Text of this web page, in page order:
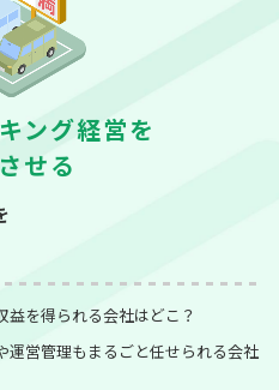
ング経営を
せる
を得られる会社はどこ？
運営管理もまるごと任せられる会社